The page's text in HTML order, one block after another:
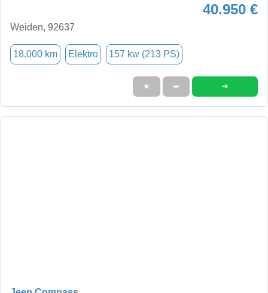
40.950 €
Weiden, 92637
18.000 km Elektro 157 kw (213 PS)
★ ➦ ➜